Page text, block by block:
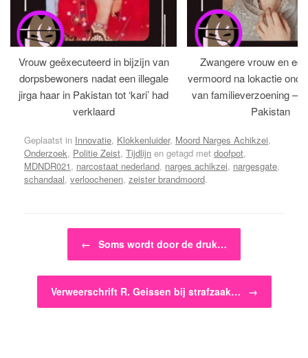
Vrouw geëxecuteerd in bijzijn van
dorpsbewoners nadat een illegale
jirga haar in Pakistan tot ‘kari’ had
verklaard
Zwangere vrouw en
vermoord na lokactie
van familieverzoening –
Pakistan
Geplaatst in Innovatie, Klokkenluider, Moord Narges Achikzei,
Onderzoek, Politie Zeist, Tijdlijn en getagd met doofpot,
MDNDR021, narcostaat nederland, narges achikzei, nargesgate,
schandaal, verloochenen, zeister brandmoord.
Bericht navigatie
← Soms wordt door de druk…
Verweerschrift R. Geissen bij strafzaak… →